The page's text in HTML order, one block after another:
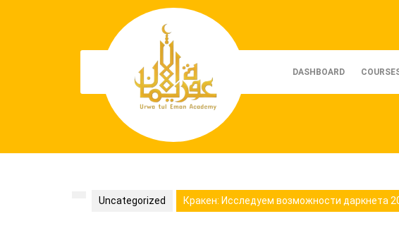
DASHBOARD
Uncategorized Кракен: Исследуем возможности даркнета